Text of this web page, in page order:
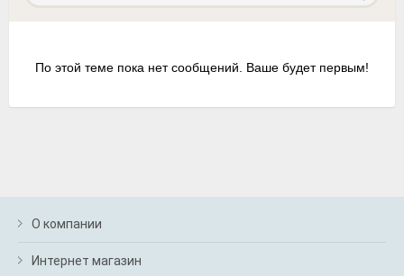
По этой теме пока нет сообщений. Ваше будет первым!
О компании
Интернет магазин